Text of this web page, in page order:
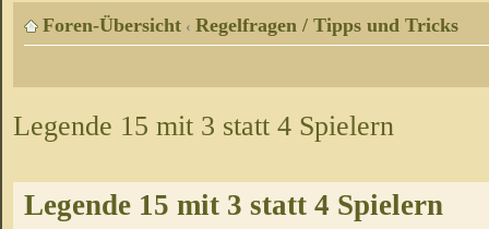
Foren-Übersicht ‹ Regelfragen / Tipps und Tricks
Legende 15 mit 3 statt 4 Spielern
Legende 15 mit 3 statt 4 Spielern